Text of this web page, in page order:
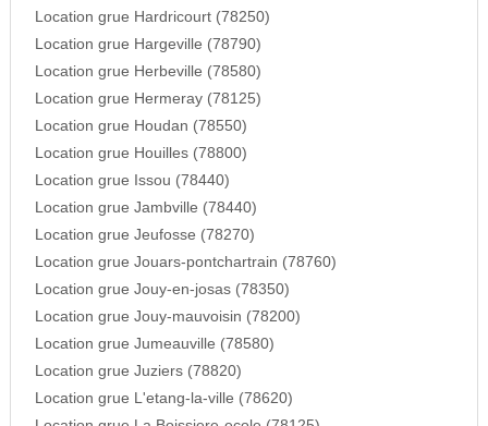
Location grue Hardricourt (78250)
Location grue Hargeville (78790)
Location grue Herbeville (78580)
Location grue Hermeray (78125)
Location grue Houdan (78550)
Location grue Houilles (78800)
Location grue Issou (78440)
Location grue Jambville (78440)
Location grue Jeufosse (78270)
Location grue Jouars-pontchartrain (78760)
Location grue Jouy-en-josas (78350)
Location grue Jouy-mauvoisin (78200)
Location grue Jumeauville (78580)
Location grue Juziers (78820)
Location grue L'etang-la-ville (78620)